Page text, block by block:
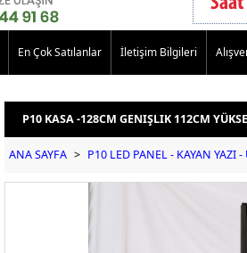
En Çok Satılanlar İletişim Bilgileri
P10 KASA -128CM GENIŞLIK 112CM
ANA SAYFA > P10 LED PANEL - KAYAN YAZI